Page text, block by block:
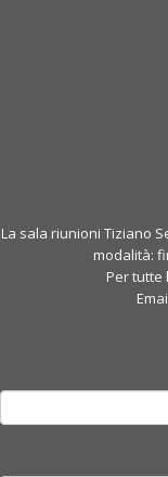
La sala riunioni Tiziano
modalità:
Per tutte